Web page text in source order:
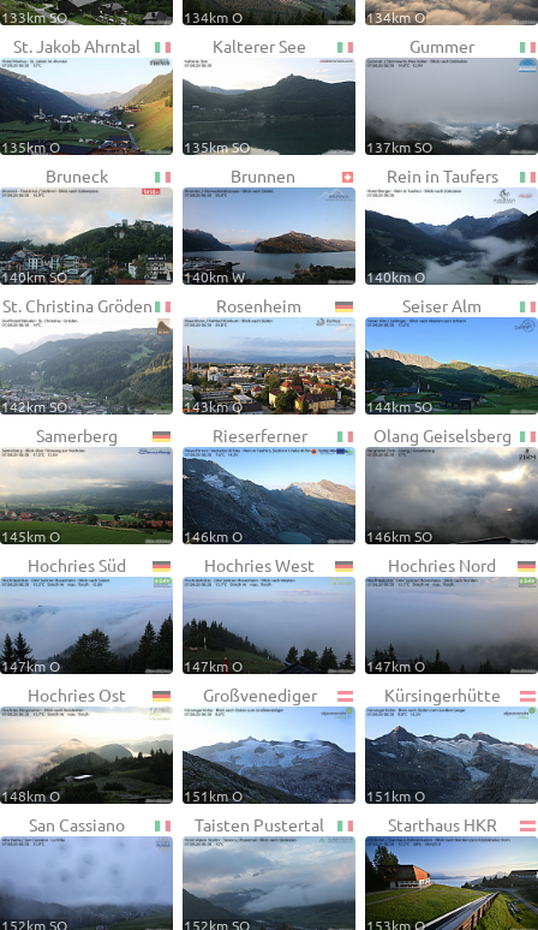
133km SO 134km O 134km O
St. Jakob Ahrntal
135km O
Kalterer See
135km SO
Gummer
137km SO
Bruneck
140km SO
Brunnen
140km W
Rein in Taufers
140km O
St. Christina Gröden
142km SO
Rosenheim
143km O
Seiser Alm
144km SO
Samerberg
145km O
Rieserferner
146km O
Olang Geiselsberg
146km SO
Hochries Süd
147km O
Hochries West
147km O
Hochries Nord
147km O
Hochries Ost
148km O
Großvenediger
151km O
Kürsingerhütte
151km O
San Cassiano
152km SO
Taisten Pustertal
152km SO
Starthaus HKR
153km O